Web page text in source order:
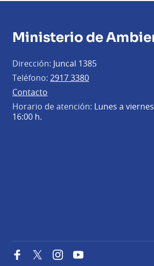
Ministerio de
Dirección: Juncal 1385
Teléfono: 2917 3380
Contacto
Horario de atención: Lunes a
16:00 h.
FacebookTwitterInstagramYouTube